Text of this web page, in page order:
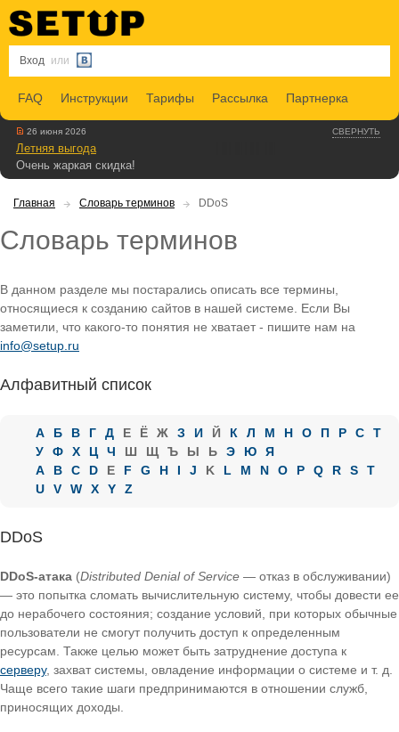
Вход или
FAQ Инструкции Тарифы Рассылка Партнерка
СВЕРНУТЬ
26 июня 2026
Летняя выгода
Очень жаркая скидка!
Главная Словарь терминов DDoS
Словарь терминов
В данном разделе мы постарались описать все термины,
относящиеся к созданию сайтов в нашей системе. Если Вы
заметили, что какого-то понятия не хватает - пишите нам на
info@setup.ru
Алфавитный список
А Б В Г Д Е Ё Ж З И Й К Л М Н О П Р С
Т
У
Ф Х Ц Ч Ш Щ Ъ Ы Ь Э Ю
Я
A
B C D E F G H I J K L M N O P Q R S
T
U
V W X Y Z
DDoS
DDoS-атака (Distributed Denial of Service — отказ в обслуживании)
— это попытка сломать вычислительную систему, чтобы довести ее
до нерабочего состояния; создание условий, при которых обычные
пользователи не смогут получить доступ к определенным
ресурсам. Также целью может быть затруднение доступа к
серверу, захват системы, овладение информации о системе и т. д.
Чаще всего такие шаги предпринимаются в отношении служб,
приносящих доходы.